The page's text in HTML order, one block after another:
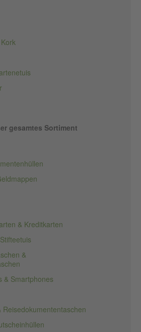
gesamtes Sortiment
& Kreditkarten
&
& Smartphones
Reisedokumententaschen